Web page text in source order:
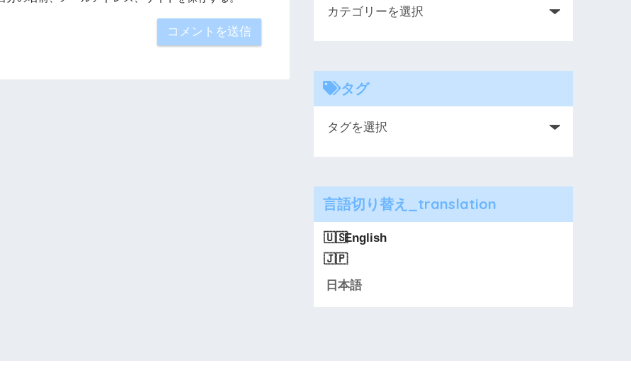
タグ
言語切り替え_translation
English
日本語